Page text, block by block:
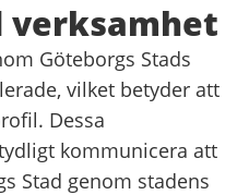
verksamhet
Göteborgs Stads
vilket betyder att
Dessa
kommunicera att
Stad genom stadens